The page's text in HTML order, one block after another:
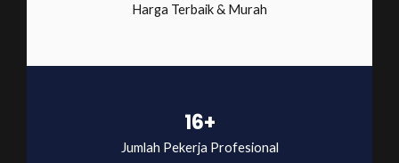
Harga Terbaik & Murah
16+
Jumlah Pekerja Profesional